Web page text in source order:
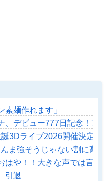
素麺作れます」
、デビュー777日記念！77
誕3Dライブ2026開催決定！
んま強そうじゃない割に高
はや！！大きな声では言
引退